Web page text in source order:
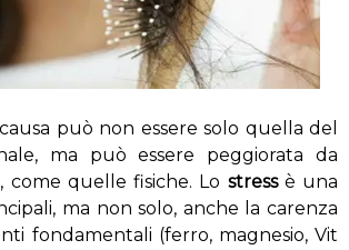
può non essere solo quella del
ma può essere peggiorata da
come quelle fisiche. Lo stressè una
ma non solo, anche la carenza
fondamentali (ferro, magnesio, Vit